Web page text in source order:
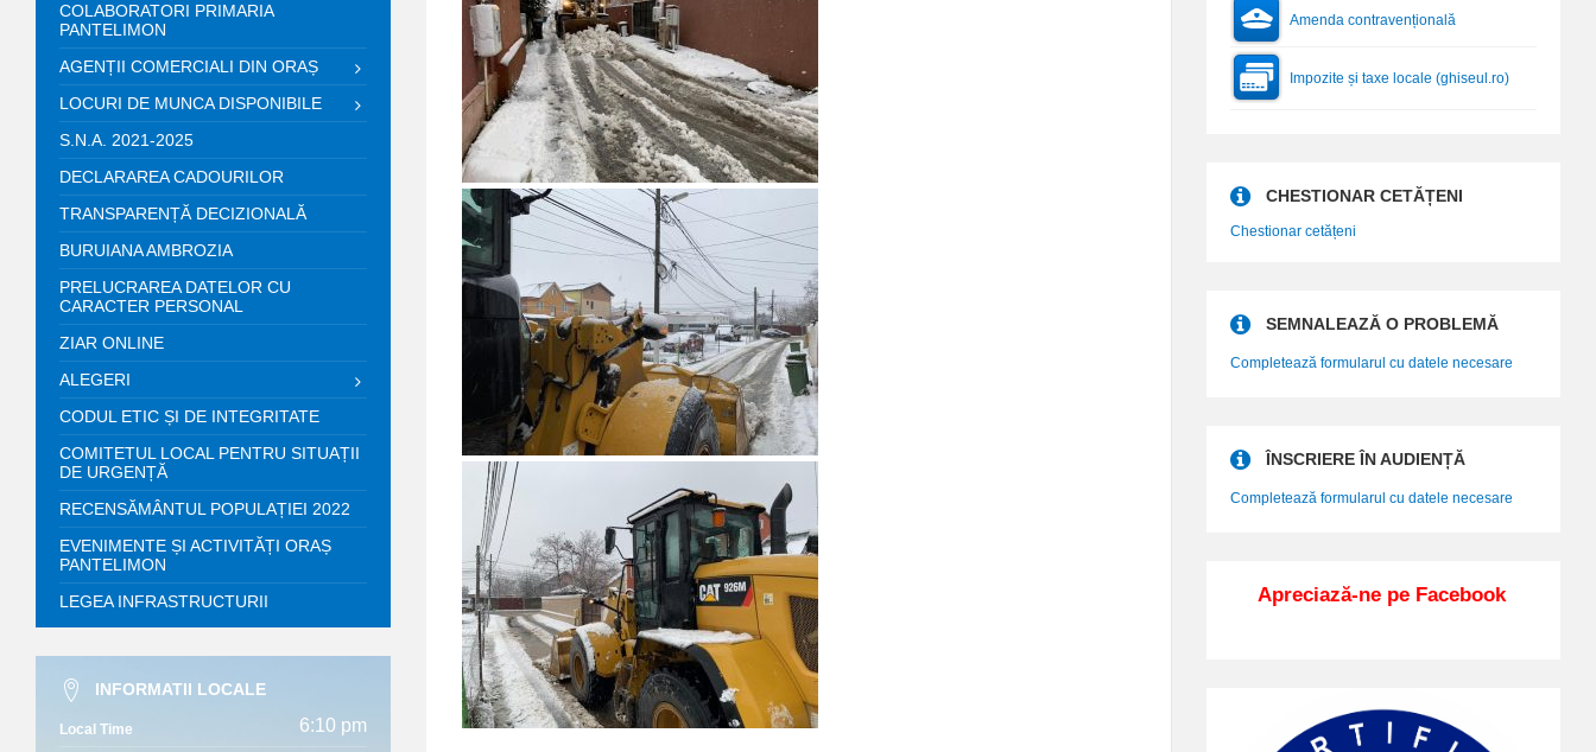
COLABORATORI PRIMARIA
PANTELIMON
AGENȚII COMERCIALI DIN ORAȘ
LOCURI DE MUNCA DISPONIBILE
S.N.A. 2021-2025
DECLARAREA CADOURILOR
TRANSPARENȚĂ DECIZIONALĂ
BURUIANA AMBROZIA
PRELUCRAREA DATELOR CU
CARACTER PERSONAL
ZIAR ONLINE
ALEGERI
CODUL ETIC ȘI DE INTEGRITATE
COMITETUL LOCAL PENTRU SITUAȚII
DE URGENȚĂ
RECENSĂMÂNTUL POPULAȚIEI 2022
EVENIMENTE ȘI ACTIVITĂȚI ORAȘ
PANTELIMON
LEGEA INFRASTRUCTURII
INFORMATII LOCALE
Local Time 6:10 pm
Amenda contravențională
Impozite și taxe locale (ghiseul.ro)
CHESTIONAR CETĂȚENI
Chestionar cetățeni
SEMNALEAZĂ O PROBLEMĂ
Completează formularul cu datele necesare
ÎNSCRIERE ÎN AUDIENȚĂ
Completează formularul cu datele necesare
Apreciază-ne pe Facebook